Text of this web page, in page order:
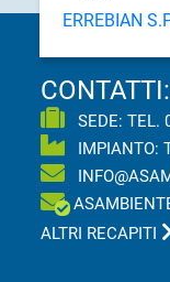
ERREBIAN
CONTATTI:
SEDE: TEL.
IMPIANTO:
ALTRI RECAPITI